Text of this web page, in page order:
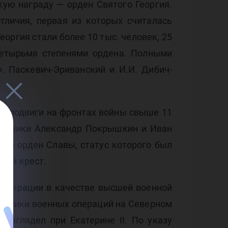
награду — орден Святого Георгия.
первая из которых считалась
стали более 10 тыс. человек, 25
степенями ордена. Полными
Паскевич-Эриванский и И.И. Дибич-
подвиги на фронтах войны свыше 11
Александр Покрышкин и Иван
орден Славы, статус которого был
крест.
в качестве высшей военной
военных операций на Северном
при Екатерине II. По указу